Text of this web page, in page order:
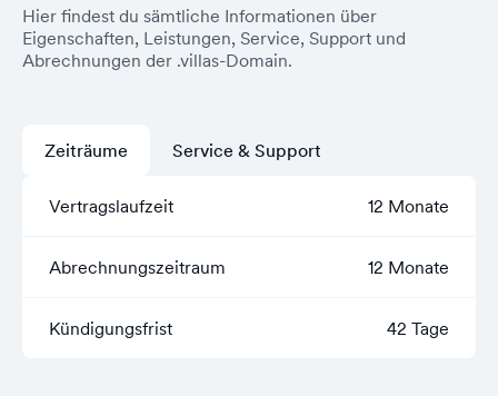
Hier findest du sämtliche Informationen über
Eigenschaften, Leistungen, Service, Support und
Abrechnungen der .villas-Domain.
Zeiträume
Vertragslaufzeit 12 Monate
Abrechnungszeitraum 12 Monate
Kündigungsfrist 42 Tage
Service & Support